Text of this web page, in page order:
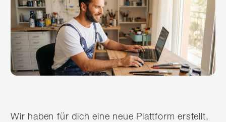
Wir haben für dich eine neue Plattform erstellt,